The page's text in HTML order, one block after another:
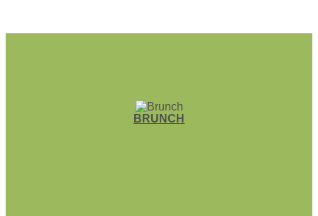
BRUNCH